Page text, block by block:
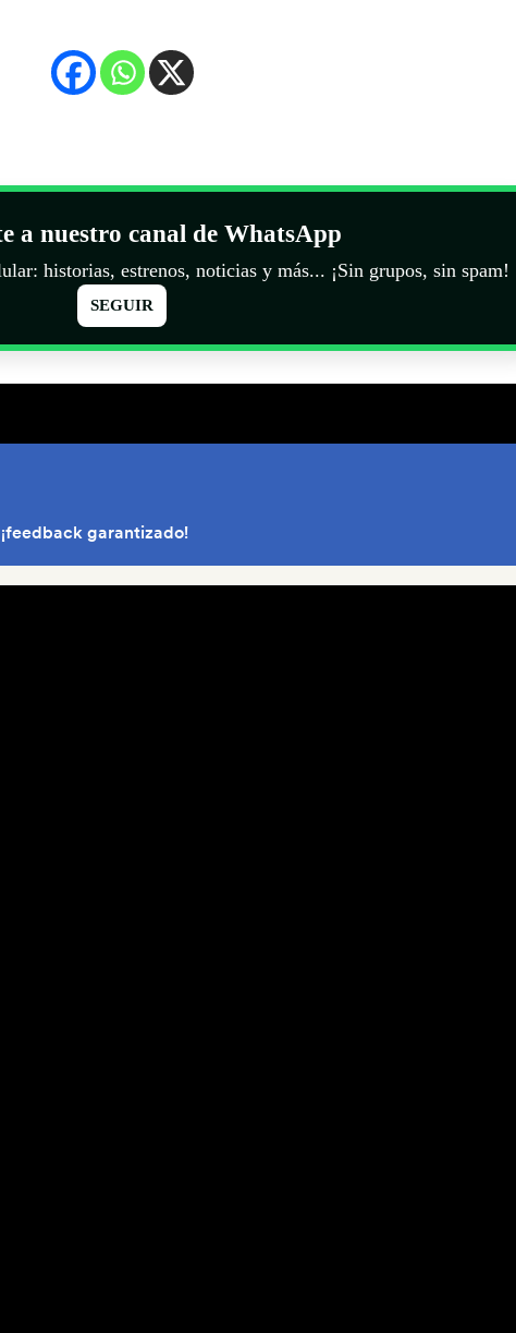
a nuestro canal de WhatsApp
historias, estrenos, noticias y más... ¡Sin grupos, sin spam!
SEGUIR